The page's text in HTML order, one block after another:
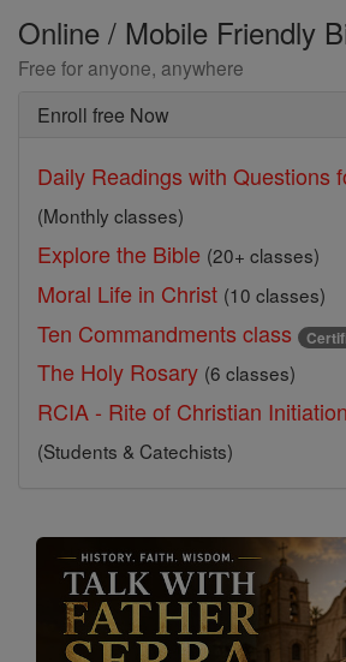
Online / Mobile Friendly
Free for anyone, anywhere
Enroll free Now
Daily Readings with Questions
(Monthly classes)
Explore the Bible (20+ classes)
Moral Life in Christ (10 classes)
Ten Commandments class
The Holy Rosary (6 classes)
RCIA - Rite of Christian
(Students & Catechists)